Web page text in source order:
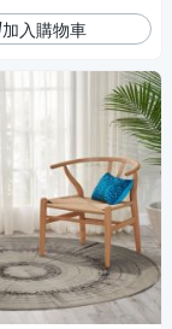
加入購物車